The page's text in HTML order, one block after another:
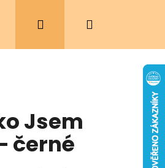
Ergonomická nosítka
PřihlášeníNákupní
Jsem
černé